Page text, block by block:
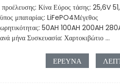
Κίνα Εύρος τάσης: 25,6V
μπαταρίας: LiFePO4Μέγεθος
50AH 100AH ​​200AH
μήνα Συσκευασία: Χαρτοκιβώτιο ...
ΕΡΕΥΝΑ